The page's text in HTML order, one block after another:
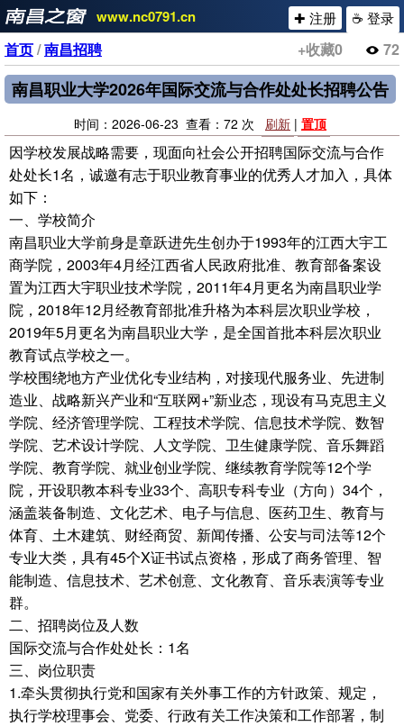
www.nc0791.cn ☕ 登录
✚ 注册
+收藏0 72
首页/南昌招聘
南昌职业大学2026年国际交流与合作处处长招聘公告
时间：2026-06-23 查看：72 次 刷新 | 置顶
因学校发展战略需要，现面向社会公开招聘国际交流与合作
处处长1名，诚邀有志于职业教育事业的优秀人才加入，具体
如下：
一、学校简介
南昌职业大学前身是章跃进先生创办于1993年的江西大宇工
商学院，2003年4月经江西省人民政府批准、教育部备案设
置为江西大宇职业技术学院，2011年4月更名为南昌职业学
院，2018年12月经教育部批准升格为本科层次职业学校，
2019年5月更名为南昌职业大学，是全国首批本科层次职业
教育试点学校之一。
学校围绕地方产业优化专业结构，对接现代服务业、先进制
造业、战略新兴产业和“互联网+”新业态，现设有马克思主义
学院、经济管理学院、工程技术学院、信息技术学院、数智
学院、艺术设计学院、人文学院、卫生健康学院、音乐舞蹈
学院、教育学院、就业创业学院、继续教育学院等12个学
院，开设职教本科专业33个、高职专科专业（方向）34个，
涵盖装备制造、文化艺术、电子与信息、医药卫生、教育与
体育、土木建筑、财经商贸、新闻传播、公安与司法等12个
专业大类，具有45个X证书试点资格，形成了商务管理、智
能制造、信息技术、艺术创意、文化教育、音乐表演等专业
群。
二、招聘岗位及人数
国际交流与合作处处长：1名
三、岗位职责
1.牵头贯彻执行党和国家有关外事工作的方针政策、规定，
执行学校理事会、党委、行政有关工作决策和工作部署，制